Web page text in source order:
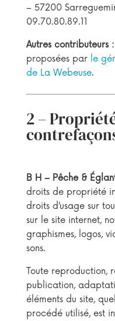
– 57200
09.70.80.89.11
Autres contributeurs :
proposées par le
de La Webeuse.
2 –
B H – Pêche &
droits de propriété
droits d’usage sur
sur le site internet,
graphismes, logos,
sons.
Toute reproduction,
publication,
éléments du site,
procédé utilisé, est